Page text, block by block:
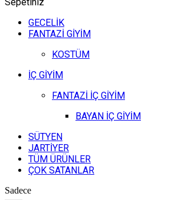
GECELİK
FANTAZİ GİYİM
KOSTÜM
İÇ GİYİM
FANTAZİ İÇ GİYİM
BAYAN İÇ GİYİM
SÜTYEN
JARTİYER
TÜM ÜRÜNLER
ÇOK SATANLAR
Sadece